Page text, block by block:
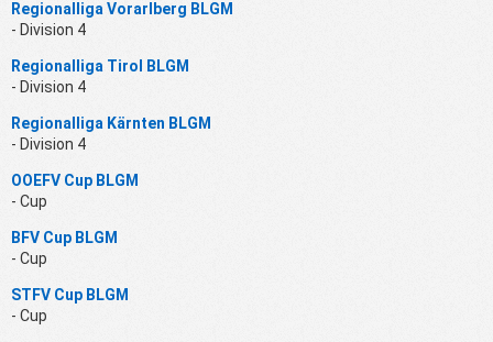
Regionalliga Vorarlberg BLGM
- Division 4
Regionalliga Tirol BLGM
- Division 4
Regionalliga Kärnten BLGM
- Division 4
OOEFV Cup BLGM
- Cup
BFV Cup BLGM
- Cup
STFV Cup BLGM
- Cup